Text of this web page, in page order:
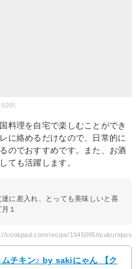
料理を自宅で楽しむことができ
に絡めるだけなので、日常的に
のでおすすめです。また、お酒
ても活躍します。
に差入れ、とっても美味しいと喜
１
cookpad.com/recipe/1945095/tsukurepos
チキン♪ by sakiにゃん 【ク